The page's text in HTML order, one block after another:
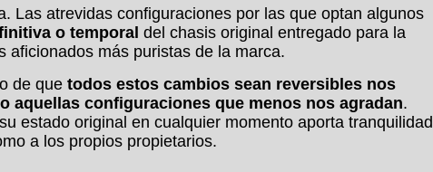
Las atrevidas configuraciones por las que optan algunos
o temporal del chasis original entregado para la
aficionados más puristas de la marca.
de que todos estos cambios sean reversibles nos
aquellas configuraciones que menos nos agradan.
estado original en cualquier momento aporta tranquilidad
a los propios propietarios.